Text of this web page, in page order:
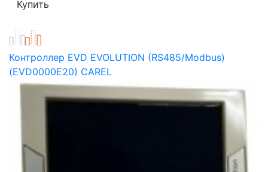
Контроллер EVD EVOLUTION (RS485/Modbus)
(EVD0000E20) CAREL